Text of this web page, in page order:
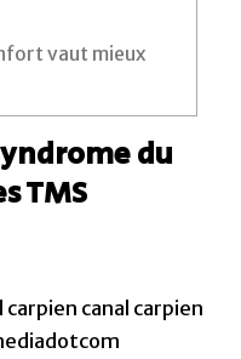
vaut mieux
du
TMS